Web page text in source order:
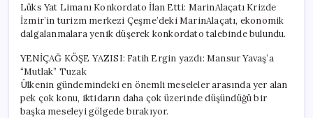
Lüks Yat Limanı Konkordato İlan Etti: MarinAlaçatı Krizde
İzmir’in turizm merkezi Çeşme’deki MarinAlaçatı, ekonomik
dalgalanmalara yenik düşerek konkordato talebinde bulundu.
YENİÇAĞ KÖŞE YAZISI: Fatih Ergin yazdı: Mansur Yavaş’a
“Mutlak” Tuzak
Ülkenin gündemindeki en önemli meseleler arasında yer alan
pek çok konu, iktidarın daha çok üzerinde düşündüğü bir
başka meseleyi gölgede bırakıyor.